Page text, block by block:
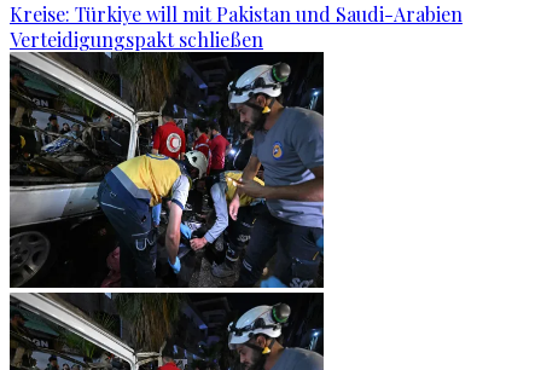
Kreise: Türkiye will mit Pakistan und Saudi-Arabien
Verteidigungspakt schließen